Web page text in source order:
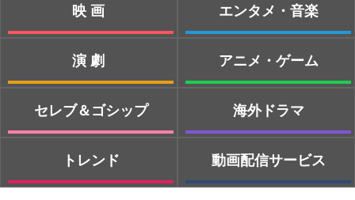
映画
演劇
セレブ＆ゴシップ
トレンド
エンタメ・音楽
アニメ・ゲーム
海外ドラマ
動画配信サービス